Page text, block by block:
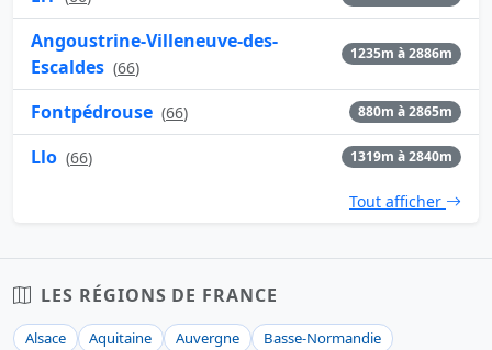
Angoustrine-Villeneuve-des-
Escaldes (66)
1235m à 2886m
Fontpédrouse (66) 880m à 2865m
Llo (66) 1319m à 2840m
Tout afficher
LES RÉGIONS DE FRANCE
Alsace Aquitaine Auvergne
Basse-Normandie